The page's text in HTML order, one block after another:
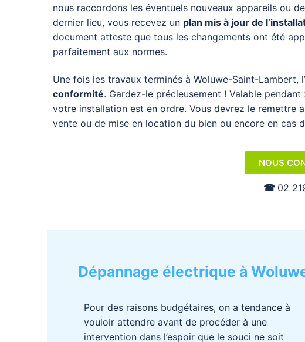
nous raccordons les éventuels nouveaux appareils ou
dernier lieu, vous recevez un plan mis à jour de
document atteste que tous les changements ont été
parfaitement aux normes.
Une fois les travaux terminés à Woluwe-Saint-Lambert, l’
conformité. Gardez-le précieusement ! Valable
votre installation est en ordre. Vous devrez le remettre
vente ou de mise en location du bien ou encore en cas
NOUS
☎︎ 02
Dépannage électrique à
Pour des raisons budgétaires, on a tendance à
vouloir attendre avant de procéder à une
intervention dans l’espoir que le souci ne soit